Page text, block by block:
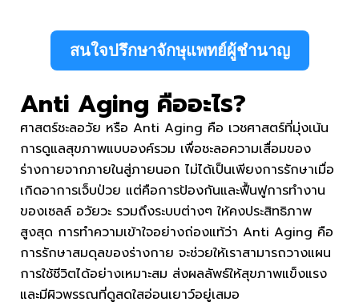
สนใจปรึกษาจักษุแพทย์ผู้ชำนาญ
Anti Aging คืออะไร?
ศาสตร์ชะลอวัย หรือ Anti Aging คือ เวชศาสตร์ที่มุ่งเน้น
การดูแลสุขภาพแบบองค์รวม เพื่อชะลอความเสื่อมของ
ร่างกายจากภายในสู่ภายนอก ไม่ได้เป็นเพียงการรักษาเมื่อ
เกิดอาการเจ็บป่วย แต่คือการป้องกันและฟื้นฟูการทำงาน
ของเซลล์ อวัยวะ รวมถึงระบบต่างๆ ให้คงประสิทธิภาพ
สูงสุด การทำความเข้าใจอย่างถ่องแท้ว่า Anti Aging คือ
การรักษาสมดุลของร่างกาย จะช่วยให้เราสามารถวางแผน
การใช้ชีวิตได้อย่างเหมาะสม ส่งผลลัพธ์ให้สุขภาพแข็งแรง
และมีผิวพรรณที่ดูสดใสอ่อนเยาว์อยู่เสมอ